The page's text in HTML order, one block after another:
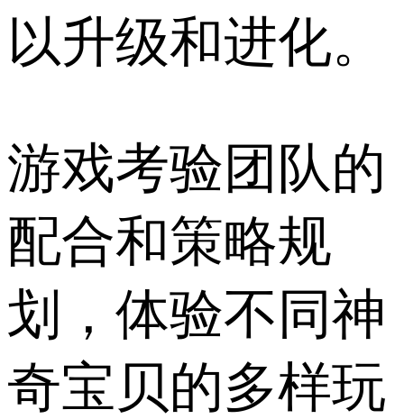
以升级和进化。
游戏考验团队的
配合和策略规
划，体验不同神
奇宝贝的多样玩